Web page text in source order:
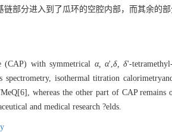
部分进入到了瓜环的空腔内部，而其余的
(CAP) with symmetrical α, α', δ, δ'-
isothermal titration
whereas the other part of CAP remains
and medical research ?elds.